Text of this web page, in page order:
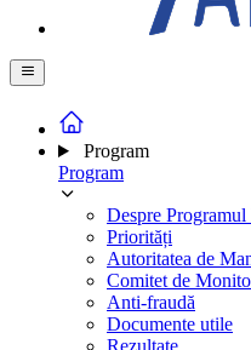
Program
Program
Despre
Priorități
Autoritatea de
Comitet de
Anti-fraudă
Documente utile
Rezultate